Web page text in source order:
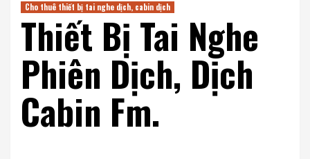
Cho thuê thiết bị tai nghe dịch, cabin dịch
Thiết Bị Tai Nghe
Phiên Dịch, Dịch
Cabin Fm.